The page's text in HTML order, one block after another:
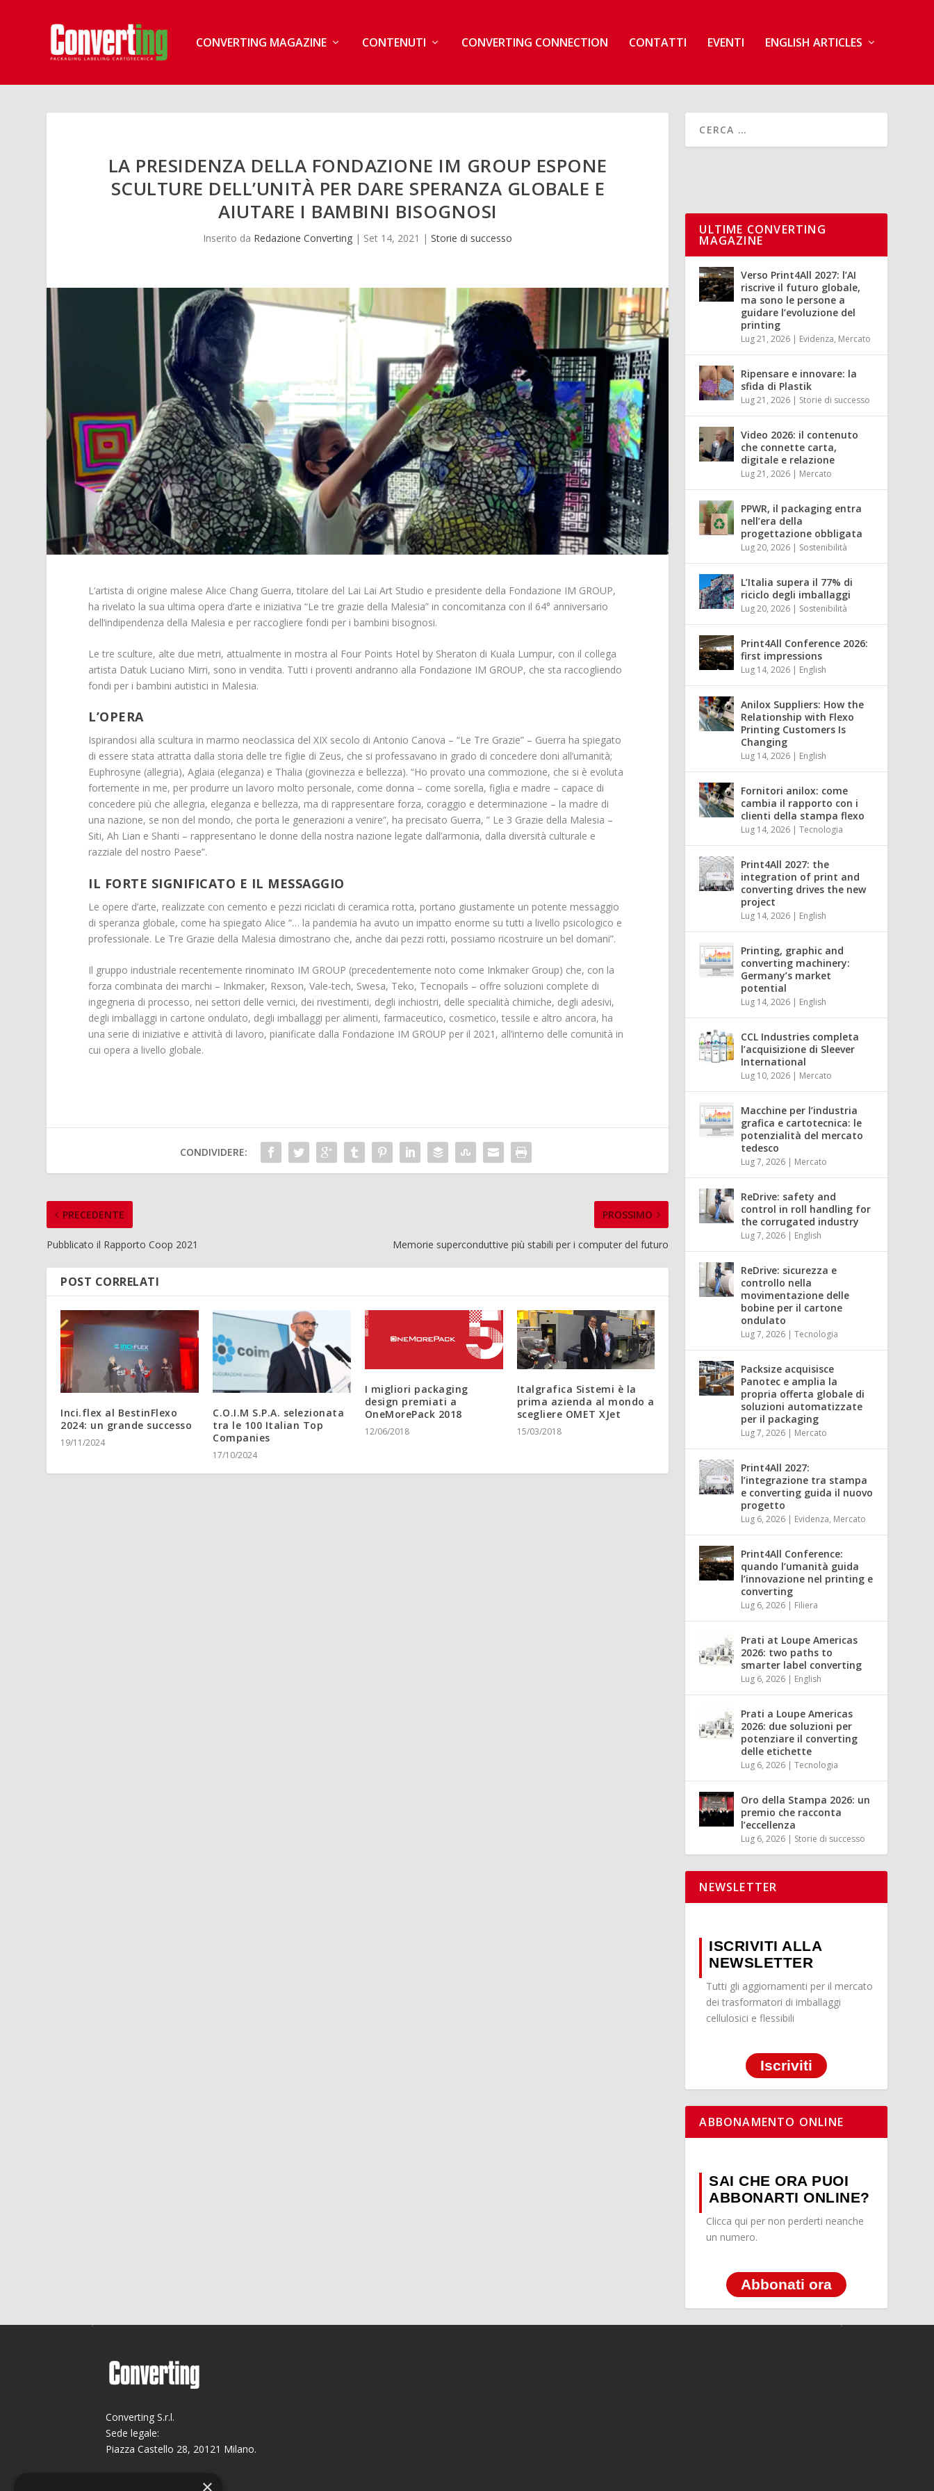
CONVERTING MAGAZINE CONTENUTI CONVERTING CONNECTION CONTATTI EVENTI ENGLISH ARTICLES
LA PRESIDENZA DELLA FONDAZIONE IM GROUP ESPONE
SCULTURE DELL’UNITÀ PER DARE SPERANZA GLOBALE E
AIUTARE I BAMBINI BISOGNOSI
Inserito da Redazione Converting | Set 14, 2021 |Storie di successo
L’artista di origine malese Alice Chang Guerra, titolare del Lai Lai Art Studio e presidente della Fondazione IM GROUP,
ha rivelato la sua ultima opera d’arte e iniziativa “Le tre grazie della Malesia” in concomitanza con il 64° anniversario
dell’indipendenza della Malesia e per raccogliere fondi per i bambini bisognosi.
Le tre sculture, alte due metri, attualmente in mostra al Four Points Hotel by Sheraton di Kuala Lumpur, con il collega
artista Datuk Luciano Mirri, sono in vendita. Tutti i proventi andranno alla Fondazione IM GROUP, che sta raccogliendo
fondi per i bambini autistici in Malesia.
L’OPERA
Ispirandosi alla scultura in marmo neoclassica del XIX secolo di Antonio Canova – “Le Tre Grazie” – Guerra ha spiegato
di essere stata attratta dalla storia delle tre figlie di Zeus, che si professavano in grado di concedere doni all’umanità;
Euphrosyne (allegria), Aglaia (eleganza) e Thalia (giovinezza e bellezza). “Ho provato una commozione, che si è evoluta
fortemente in me, per produrre un lavoro molto personale, come donna – come sorella, figlia e madre – capace di
concedere più che allegria, eleganza e bellezza, ma di rappresentare forza, coraggio e determinazione – la madre di
una nazione, se non del mondo, che porta le generazioni a venire”, ha precisato Guerra, ” Le 3 Grazie della Malesia –
Siti, Ah Lian e Shanti – rappresentano le donne della nostra nazione legate dall’armonia, dalla diversità culturale e
razziale del nostro Paese”.
IL FORTE SIGNIFICATO E IL MESSAGGIO
Le opere d’arte, realizzate con cemento e pezzi riciclati di ceramica rotta, portano giustamente un potente messaggio
di speranza globale, come ha spiegato Alice “… la pandemia ha avuto un impatto enorme su tutti a livello psicologico e
professionale. Le Tre Grazie della Malesia dimostrano che, anche dai pezzi rotti, possiamo ricostruire un bel domani”.
Il gruppo industriale recentemente rinominato IM GROUP (precedentemente noto come Inkmaker Group) che, con la
forza combinata dei marchi – Inkmaker, Rexson, Vale-tech, Swesa, Teko, Tecnopails – offre soluzioni complete di
ingegneria di processo, nei settori delle vernici, dei rivestimenti, degli inchiostri, delle specialità chimiche, degli adesivi,
degli imballaggi in cartone ondulato, degli imballaggi per alimenti, farmaceutico, cosmetico, tessile e altro ancora, ha
una serie di iniziative e attività di lavoro, pianificate dalla Fondazione IM GROUP per il 2021, all’interno delle comunità in
cui opera a livello globale.
CONDIVIDERE:
PRECEDENTE
Pubblicato il Rapporto Coop 2021
PROSSIMO
Memorie superconduttive più stabili per i computer del futuro
POST CORRELATI
Inci.flex al BestinFlexo
2024: un grande successo
19/11/2024
C.O.I.M S.P.A. selezionata
tra le 100 Italian Top
Companies
17/10/2024
I migliori packaging
design premiati a
OneMorePack 2018
12/06/2018
Italgrafica Sistemi è la
prima azienda al mondo a
scegliere OMET XJet
15/03/2018
ULTIME CONVERTING
MAGAZINE
Verso Print4All 2027: l’AI
riscrive il futuro globale,
ma sono le persone a
guidare l’evoluzione del
printing
Lug 21, 2026 | Evidenza, Mercato
Ripensare e innovare: la
sfida di Plastik
Lug 21, 2026 | Storie di successo
Video 2026: il contenuto
che connette carta,
digitale e relazione
Lug 21, 2026 | Mercato
PPWR, il packaging entra
nell’era della
progettazione obbligata
Lug 20, 2026 | Sostenibilità
L’Italia supera il 77% di
riciclo degli imballaggi
Lug 20, 2026 | Sostenibilità
Print4All Conference 2026:
first impressions
Lug 14, 2026 | English
Anilox Suppliers: How the
Relationship with Flexo
Printing Customers Is
Changing
Lug 14, 2026 | English
Fornitori anilox: come
cambia il rapporto con i
clienti della stampa flexo
Lug 14, 2026 |Tecnologia
Print4All 2027: the
integration of print and
converting drives the new
project
Lug 14, 2026 | English
Printing, graphic and
converting machinery:
Germany’s market
potential
Lug 14, 2026 | English
CCL Industries completa
l’acquisizione di Sleever
International
Lug 10, 2026 | Mercato
Macchine per l’industria
grafica e cartotecnica: le
potenzialità del mercato
tedesco
Lug 7, 2026 | Mercato
ReDrive: safety and
control in roll handling for
the corrugated industry
Lug 7, 2026 | English
ReDrive: sicurezza e
controllo nella
movimentazione delle
bobine per il cartone
ondulato
Lug 7, 2026 |Tecnologia
Packsize acquisisce
Panotec e amplia la
propria offerta globale di
soluzioni automatizzate
per il packaging
Lug 7, 2026 | Mercato
Print4All 2027:
l’integrazione tra stampa
e converting guida il nuovo
progetto
Lug 6, 2026 | Evidenza, Mercato
Print4All Conference:
quando l’umanità guida
l’innovazione nel printing e
converting
Lug 6, 2026 | Filiera
Prati at Loupe Americas
2026: two paths to
smarter label converting
Lug 6, 2026 | English
Prati a Loupe Americas
2026: due soluzioni per
potenziare il converting
delle etichette
Lug 6, 2026 |Tecnologia
Oro della Stampa 2026: un
premio che racconta
l’eccellenza
Lug 6, 2026 | Storie di successo
NEWSLETTER
ISCRIVITI ALLA
NEWSLETTER
Tutti gli aggiornamenti per il mercato
dei trasformatori di imballaggi
cellulosici e flessibili
Iscriviti
ABBONAMENTO ONLINE
SAI CHE ORA PUOI
ABBONARTI ONLINE?
Clicca qui per non perderti neanche
un numero.
Abbonati ora
Converting S.r.l.
Sede legale:
Piazza Castello 28, 20121 Milano.